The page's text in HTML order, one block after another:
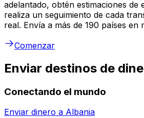
adelantado, obtén estimaciones de
realiza un seguimiento de cada
real. Envía a más de 190 países en
Comenzar
Enviar destinos de
Conectando el mundo
Enviar dinero a Albania